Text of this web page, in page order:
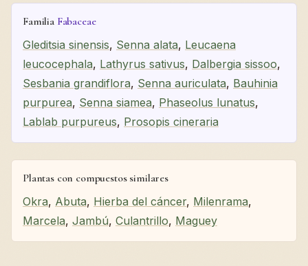
Familia Fabaceae
Gleditsia sinensis, Senna alata, Leucaena
leucocephala, Lathyrus sativus, Dalbergia sissoo,
Sesbania grandiflora, Senna auriculata, Bauhinia
purpurea, Senna siamea, Phaseolus lunatus,
Lablab purpureus, Prosopis cineraria
Plantas con compuestos similares
Okra, Abuta, Hierba del cáncer, Milenrama,
Marcela, Jambú, Culantrillo, Maguey